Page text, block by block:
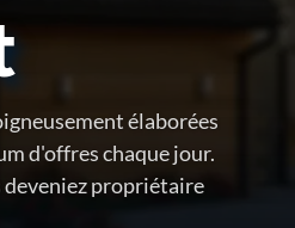
élaborées
d'offres chaque jour.
deveniez propriétaire